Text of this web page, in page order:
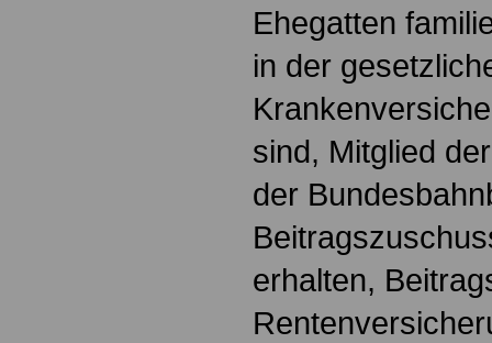
Ehegatten
in der
sind, Mitglied
der
erhalten,